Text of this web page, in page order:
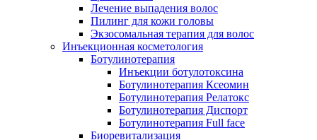
Лечение выпадения волос
Пилинг для кожи головы
Экзосомальная терапия для волос
Инъекционная косметология
Ботулинотерапия
Инъекции ботулотоксина
Ботулинотерапия Ксеомин
Ботулинотерапия Релатокс
Ботулинотерапия Диспорт
Ботулинотерапия Full face
Биоревитализация